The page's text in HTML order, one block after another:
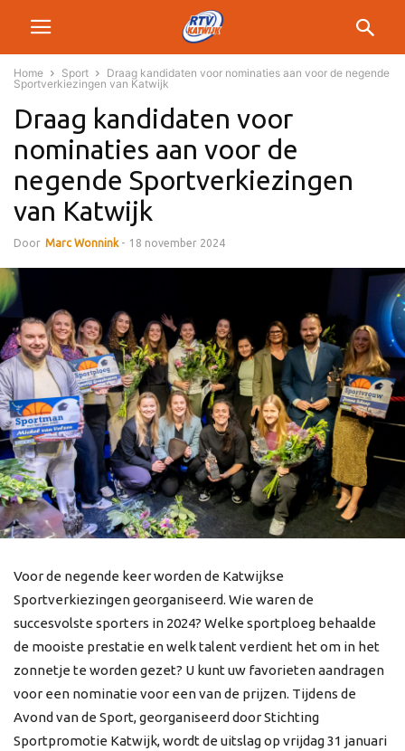
Home Sport
Draag kandidaten voor nominaties aan voor de negende
Sportverkiezingen van Katwijk
Draag kandidaten voor
nominaties aan voor de
negende Sportverkiezingen
van Katwijk
Door Marc Wonnink - 18 november 2024
Voor de negende keer worden de Katwijkse
Sportverkiezingen georganiseerd. Wie waren de
succesvolste sporters in 2024? Welke sportploeg behaalde
de mooiste prestatie en welk talent verdient het om in het
zonnetje te worden gezet? U kunt uw favorieten aandragen
voor een nominatie voor een van de prijzen. Tijdens de
Avond van de Sport, georganiseerd door Stichting
Sportpromotie Katwijk, wordt de uitslag op vrijdag 31 januari